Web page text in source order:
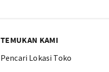
TEMUKAN KAMI
Pencari Lokasi Toko